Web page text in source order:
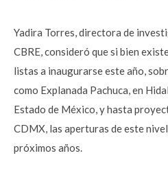
Yadira Torres, directora de
CBRE, consideró que si bien
listas a inaugurarse este año,
como Explanada Pachuca, en
Estado de México, y hasta
CDMX, las aperturas de este
próximos años.